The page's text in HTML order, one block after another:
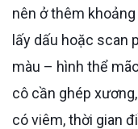
nên ở thêm
lấy dấu hoặc scan
màu – hình thể
cô cần ghép
có viêm, thời gian